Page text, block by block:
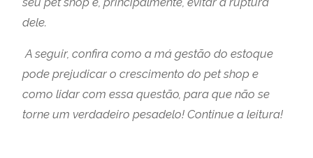
dele.
A seguir, confira como a má gestão do estoque
pode prejudicar o crescimento do pet shop e
como lidar com essa questão, para que não se
torne um verdadeiro pesadelo! Continue a leitura!